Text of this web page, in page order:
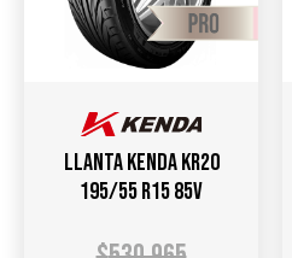
Llanta KENDA KR20
195/55 R15 85V